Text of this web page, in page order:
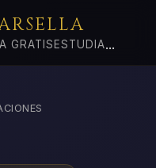
GRATIS ESTUDIA...